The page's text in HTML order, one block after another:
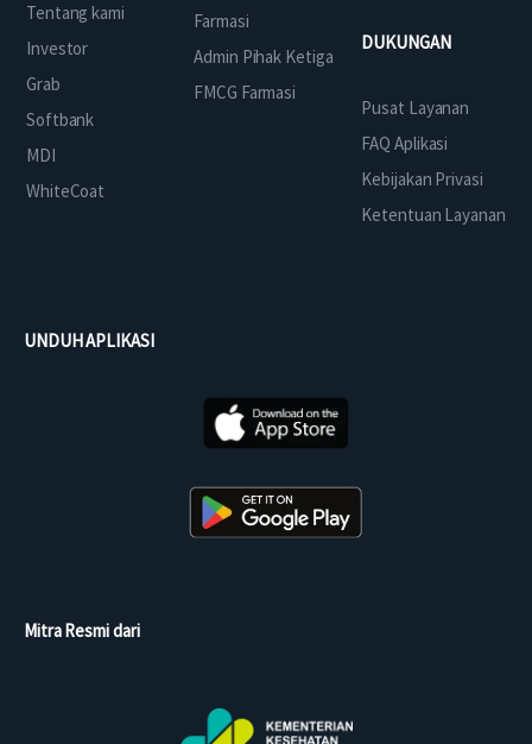
Tentang kami
Investor
Grab
Softbank
MDI
WhiteCoat
Farmasi
Admin Pihak Ketiga
FMCG Farmasi
DUKUNGAN
Pusat Layanan
FAQ Aplikasi
Kebijakan Privasi
Ketentuan Layanan
UNDUH APLIKASI
Mitra Resmi dari